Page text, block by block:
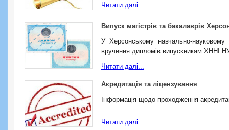
Читати далі...
Випуск магістрів та бакалаврів
У Херсонському навчально-науковому
вручення дипломів випускникам ХННІ
Читати далі...
Акредитація та ліцензування
Інформація щодо проходження
Читати далі...